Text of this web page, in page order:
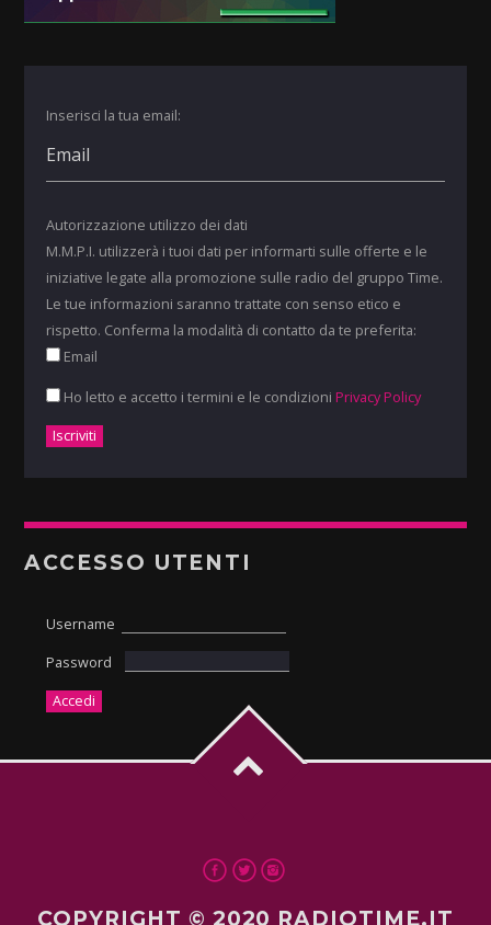
Inserisci la tua email:
Autorizzazione utilizzo dei dati
M.M.P.I. utilizzerà i tuoi dati per informarti sulle offerte e le
iniziative legate alla promozione sulle radio del gruppo Time.
Le tue informazioni saranno trattate con senso etico e
rispetto. Conferma la modalità di contatto da te preferita:
Email
Ho letto e accetto i termini e le condizioni Privacy Policy
ACCESSO UTENTI
Username
Password
COPYRIGHT © 2020 RADIOTIME.IT